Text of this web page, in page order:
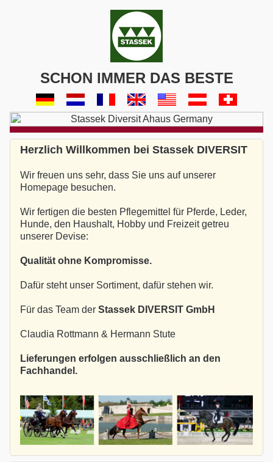
SCHON IMMER DAS BESTE
Herzlich Willkommen bei Stassek DIVERSIT
Wir freuen uns sehr, dass Sie uns auf unserer
Homepage besuchen.
Wir fertigen die besten Pflegemittel für Pferde, Leder,
Hunde, den Haushalt, Hobby und Freizeit getreu
unserer Devise:
Qualität ohne Kompromisse.
Dafür steht unser Sortiment, dafür stehen wir.
Für das Team der Stassek DIVERSIT GmbH
Claudia Rottmann & Hermann Stute
Lieferungen erfolgen ausschließlich an den
Fachhandel.